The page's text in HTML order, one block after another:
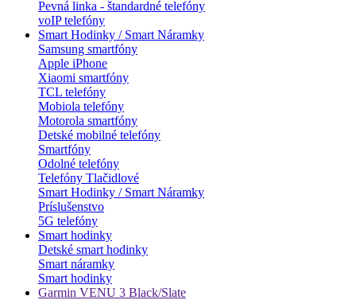
Pevná linka - štandardné telefóny
voIP telefóny
Smart Hodinky / Smart Náramky
Samsung smartfóny
Apple iPhone
Xiaomi smartfóny
TCL telefóny
Mobiola telefóny
Motorola smartfóny
Detské mobilné telefóny
Smartfóny
Odolné telefóny
Telefóny Tlačidlové
Smart Hodinky / Smart Náramky
Príslušenstvo
5G telefóny
Smart hodinky
Detské smart hodinky
Smart náramky
Smart hodinky
Garmin VENU 3 Black/Slate